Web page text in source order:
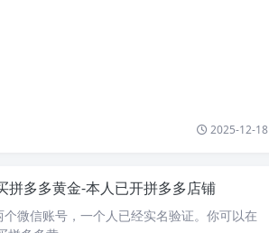
2025-12-18
拼多多黄金-本人已开拼多多店铺
微信账号，一个人已经实名验证。你可以在